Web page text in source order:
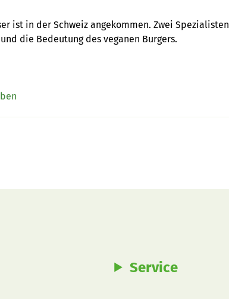
ist in der Schweiz angekommen. Zwei Spezialisten
Service